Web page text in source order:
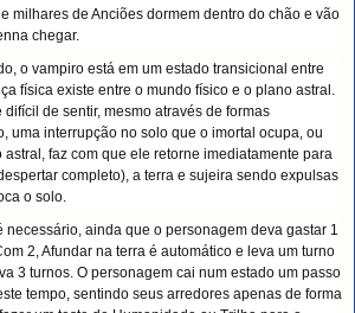
milhares de Anciões dormem dentro do chão e vão
chegar.
o vampiro está em um estado transicional entre
física existe entre o mundo físico e o plano astral.
difícil de sentir, mesmo através de formas
uma interrupção no solo que o imortal ocupa, ou
faz com que ele retorne imediatamente para
completo), a terra e sujeira sendo expulsas
o solo.
necessário, ainda que o personagem deva gastar 1
2, Afundar na terra é automático e leva um turno
3 turnos. O personagem cai num estado um passo
tempo, sentindo seus arredores apenas de forma